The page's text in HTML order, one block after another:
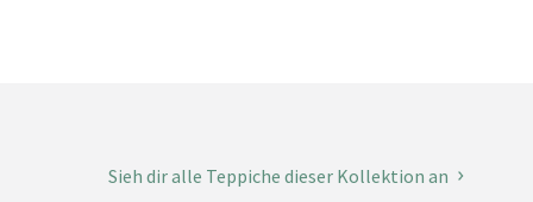
Sieh dir alle Teppiche dieser Kollektion an